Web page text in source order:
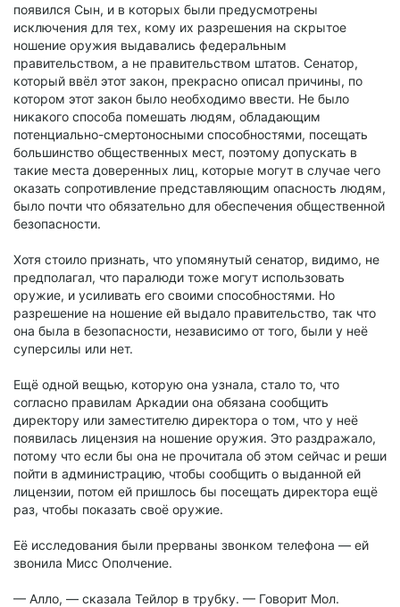
появился Сын, и в которых были предусмотрены
исключения для тех, кому их разрешения на скрытое
ношение оружия выдавались федеральным
правительством, а не правительством штатов. Сенатор,
который ввёл этот закон, прекрасно описал причины, по
котором этот закон было необходимо ввести. Не было
никакого способа помешать людям, обладающим
потенциально-смертоносными способностями, посещать
большинство общественных мест, поэтому допускать в
такие места доверенных лиц, которые могут в случае чего
оказать сопротивление представляющим опасность людям,
было почти что обязательно для обеспечения общественной
безопасности.
Хотя стоило признать, что упомянутый сенатор, видимо, не
предполагал, что паралюди тоже могут использовать
оружие, и усиливать его своими способностями. Но
разрешение на ношение ей выдало правительство, так что
она была в безопасности, независимо от того, были у неё
суперсилы или нет.
Ещё одной вещью, которую она узнала, стало то, что
согласно правилам Аркадии она обязана сообщить
директору или заместителю директора о том, что у неё
появилась лицензия на ношение оружия. Это раздражало,
потому что если бы она не прочитала об этом сейчас и реши
пойти в администрацию, чтобы сообщить о выданной ей
лицензии, потом ей пришлось бы посещать директора ещё
раз, чтобы показать своё оружие.
Её исследования были прерваны звонком телефона — ей
звонила Мисс Ополчение.
— Алло, — сказала Тейлор в трубку. — Говорит Мол.